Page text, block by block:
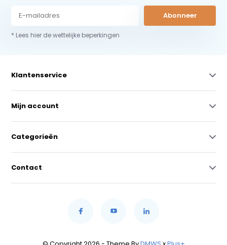
Abonneer
* Lees hier de wettelijke beperkingen
Klantenservice
Mijn account
Categorieën
Contact